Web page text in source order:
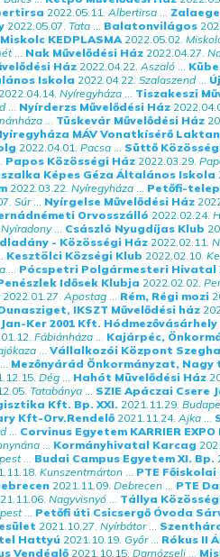
2022.05.11. Albertirsa...
2022.05.07. Tata... Balatonvilágos
Miskolc KEDPLASMA 2022.05.02.
... Nak Művelődési Ház 2022.04.27.
Ház 2022.04.22. Aszaló...
Iskola 2022.04.22. Szalaszend...
2022.04.14. Nyíregyháza... Tiszakeszi
... Nyírderzs Művelődési Ház
... Tüskevár Művelődési Ház
MÁV Vonatkísérő
2022.04.01. Pacsa... Süttő
Papos Közösségi Ház 2022.03.29.
Képes Géza Általános Iskola
2022.03.22. Nyíregyháza... Petőfi-
Súr... Nyírgelse Művelődési Ház
Orvosszálló 2022.02.24.
Nyíradony... Császló Nyugdíjas Klub
- Közösségi Ház 2022.02.11.
Kesztölci Községi Klub 2022.02.10.
... Pócspetri Polgármesteri Hivatal
Idősek Klubja 2022.02.02.
2022.01.27. Apostag... Rém, Régi mozi
IKSZT Művelődési ház
Jan-Ker 2001 Kft. Hódmezővásárhely
Fábiánháza... Kajárpéc,
... Vállalkozói Központ
Mezőnyárád Önkormányzat,
Dég... Hahót Müvelődési Ház
Tatabánya... SZIE Apáczai Csere
Kft. Bp. XXI. 2021.11.29.
Kft-Orv.Rendelő 2021.11.24. Ajka...
... Corvinus Egyetem KARRIER EXPO
... Kormányhivatal Karcag
... Budai Campus Egyetem XI. Bp.
Kunszentmárton... PTE
2021.11.09. Debrecen... PTE
Nagyvisnyó... Tállya
... Petőfi úti Csicsergő Óvoda
2021.10.27. Nyírbátor...
Hattyú 2021.10.19. Győr... Rókus II
Vendéglő 2021.10.15. Darnózseli...